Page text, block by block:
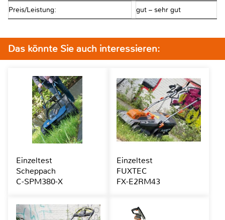
Preis/Leistung: gut – sehr gut
Das könnte Sie auch interessieren:
Einzeltest
Scheppach
C-SPM380-X
Einzeltest
FUXTEC
FX-E2RM43